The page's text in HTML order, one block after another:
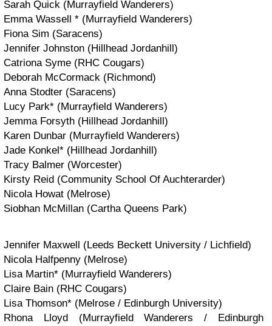
Sarah Quick (Murrayfield Wanderers)
Emma Wassell * (Murrayfield Wanderers)
Fiona Sim (Saracens)
Jennifer Johnston (Hillhead Jordanhill)
Catriona Syme (RHC Cougars)
Deborah McCormack (Richmond)
Anna Stodter (Saracens)
Lucy Park* (Murrayfield Wanderers)
Jemma Forsyth (Hillhead Jordanhill)
Karen Dunbar (Murrayfield Wanderers)
Jade Konkel* (Hillhead Jordanhill)
Tracy Balmer (Worcester)
Kirsty Reid (Community School Of Auchterarder)
Nicola Howat (Melrose)
Siobhan McMillan (Cartha Queens Park)
Jennifer Maxwell (Leeds Beckett University / Lichfield)
Nicola Halfpenny (Melrose)
Lisa Martin* (Murrayfield Wanderers)
Claire Bain (RHC Cougars)
Lisa Thomson* (Melrose / Edinburgh University)
Rhona Lloyd (Murrayfield Wanderers / Edinburgh